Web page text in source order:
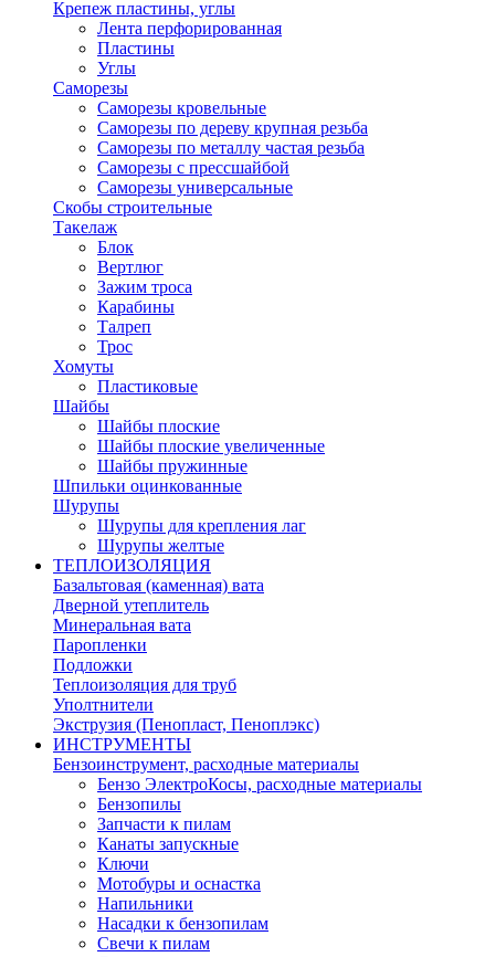
Крепеж пластины, углы
Лента перфорированная
Пластины
Углы
Саморезы
Саморезы кровельные
Саморезы по дереву крупная резьба
Саморезы по металлу частая резьба
Саморезы с прессшайбой
Саморезы универсальные
Скобы строительные
Такелаж
Блок
Вертлюг
Зажим троса
Карабины
Талреп
Трос
Хомуты
Пластиковые
Шайбы
Шайбы плоские
Шайбы плоские увеличенные
Шайбы пружинные
Шпильки оцинкованные
Шурупы
Шурупы для крепления лаг
Шурупы желтые
ТЕПЛОИЗОЛЯЦИЯ
Базальтовая (каменная) вата
Дверной утеплитель
Минеральная вата
Паропленки
Подложки
Теплоизоляция для труб
Уполтнители
Экструзия (Пенопласт, Пеноплэкс)
ИНСТРУМЕНТЫ
Бензоинструмент, расходные материалы
Бензо ЭлектроКосы, расходные материалы
Бензопилы
Запчасти к пилам
Канаты запускные
Ключи
Мотобуры и оснастка
Напильники
Насадки к бензопилам
Свечи к пилам